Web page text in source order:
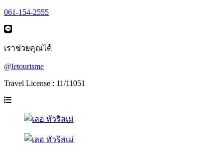
061-154-2555
เราช่วยคุณได้
@letourisme
Travel License : 11/11051